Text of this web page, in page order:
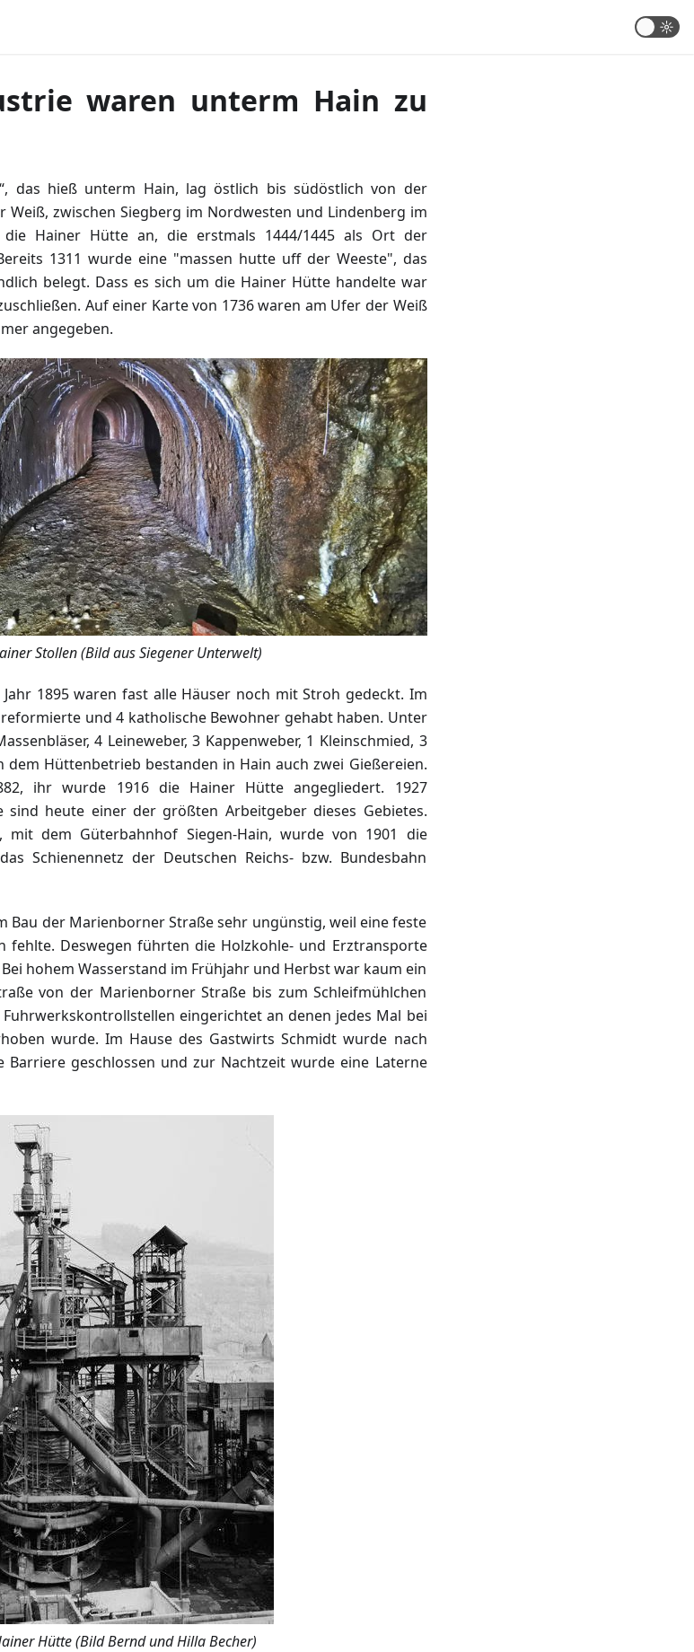
☼
waren unterm Hain zu
das hieß unterm Hain, lag östlich bis südöstlich von der
Weiß, zwischen Siegberg im Nordwesten und Lindenberg im
Hainer Hütte an, die erstmals 1444/1445 als Ort der
1311 wurde eine "massen hutte uff der Weeste", das
belegt. Dass es sich um die Hainer Hütte handelte war
Auf einer Karte von 1736 waren am Ufer der Weiß
angegeben.
Stollen (Bild aus Siegener Unterwelt)
1895 waren fast alle Häuser noch mit Stroh gedeckt. Im
und 4 katholische Bewohner gehabt haben. Unter
4 Leineweber, 3 Kappenweber, 1 Kleinschmied, 3
Hüttenbetrieb bestanden in Hain auch zwei Gießereien.
ihr wurde 1916 die Hainer Hütte angegliedert. 1927
heute einer der größten Arbeitgeber dieses Gebietes.
mit dem Güterbahnhof Siegen-Hain, wurde von 1901 die
Schienennetz der Deutschen Reichs- bzw. Bundesbahn
Bau der Marienborner Straße sehr ungünstig, weil eine feste
fehlte. Deswegen führten die Holzkohle- und Erztransporte
hohem Wasserstand im Frühjahr und Herbst war kaum ein
von der Marienborner Straße bis zum Schleifmühlchen
eingerichtet an denen jedes Mal bei
wurde. Im Hause des Gastwirts Schmidt wurde nach
geschlossen und zur Nachtzeit wurde eine Laterne
Hütte (Bild Bernd und Hilla Becher)